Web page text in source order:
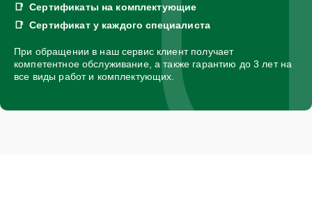
Сертификаты на комплектующие
Сертификат у каждого специалиста
При обращении в наш сервис клиент получает
компетентное обслуживание, а также гарантию до 3 лет на
все виды работ и комплектующих.